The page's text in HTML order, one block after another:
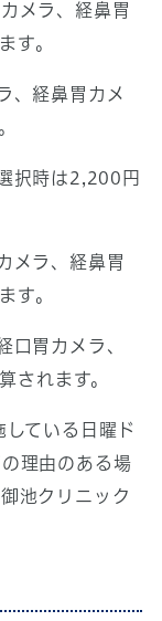
メラ、経鼻胃
す。
、経鼻胃カメ
択時は2,200円
メラ、経鼻胃
す。
胃カメラ、
されます。
ている日曜ド
理由のある場
池クリニック